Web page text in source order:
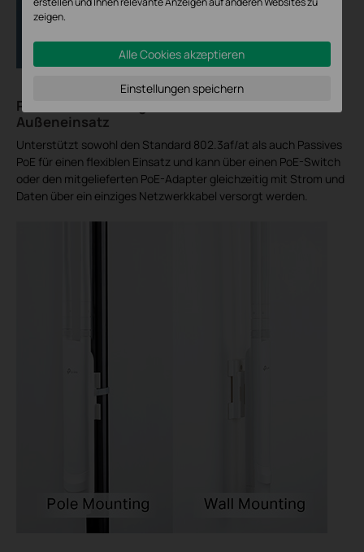
PoE-Unterstützung für einen einfachen
Außeneinsatz
Unterstützt sowohl den Standard 802.3af/at als auch Passives
PoE für einen flexiblen Einsatz und kann über einen PoE-Switch
oder den mitgelieferten PoE-Adapter gleichzeitig mit Strom und
Daten über ein einziges Netzwerkkabel versorgt werden.
zeigen.
Alle Cookies akzeptieren
Einstellungen speichern